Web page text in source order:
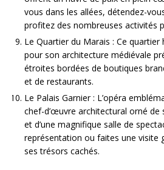
vous dans les allées, détendez-
profitez des nombreuses activités
Le Quartier du Marais : Ce
pour son architecture médiévale
étroites bordées de boutiques
et de restaurants.
Le Palais Garnier : L’opéra
chef-d’œuvre architectural orné de
et d’une magnifique salle de
représentation ou faites une visite
ses trésors cachés.